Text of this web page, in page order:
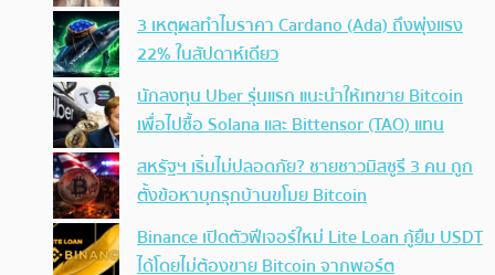
3 เหตุผลทำไมราคา Cardano (Ada) ถึงพุ่งแรง
22% ในสัปดาห์เดียว
นักลงทุน Uber รุ่นแรก แนะนำให้เทขาย Bitcoin
เพื่อไปซื้อ Solana และ Bittensor (TAO) แทน
สหรัฐฯ เริ่มไม่ปลอดภัย? ชายชาวมิสซูรี 3 คน ถูก
ตั้งข้อหาบุกรุกบ้านขโมย Bitcoin
Binance เปิดตัวฟีเจอร์ใหม่ Lite Loan กู้ยืม USDT
ได้โดยไม่ต้องขาย Bitcoin จากพอร์ต